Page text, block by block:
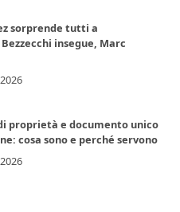
sorprende tutti a
insegue, Marc
proprietà e documento unico
cosa sono e perché servono